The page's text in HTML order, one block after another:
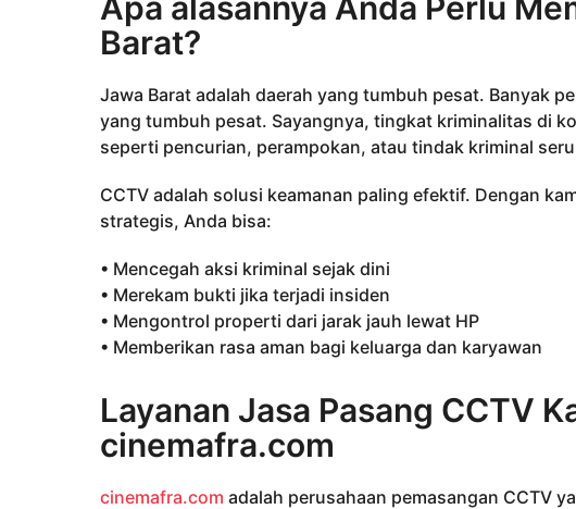
Barat?
Jawa Barat adalah daerah yang tumbuh pesat. Banyak
yang tumbuh pesat. Sayangnya, tingkat kriminalitas di
seperti pencurian, perampokan, atau tindak kriminal
CCTV adalah solusi keamanan paling efektif. Dengan
strategis, Anda bisa:
• Mencegah aksi kriminal sejak dini
• Merekam bukti jika terjadi insiden
• Mengontrol properti dari jarak jauh lewat HP
• Memberikan rasa aman bagi keluarga dan karyawan
Layanan Jasa Pasang CCTV
cinemafra.com
cinemafra.com adalah perusahaan pemasangan CCTV